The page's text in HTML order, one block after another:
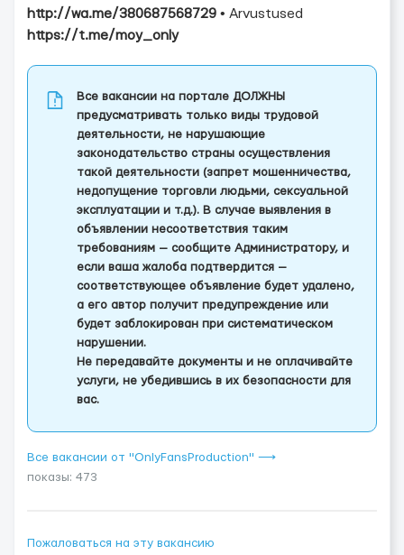
http://wa.me/380687568729 • Arvustused
https://t.me/moy_only
Все вакансии на портале ДОЛЖНЫ
предусматривать только виды трудовой
деятельности, не нарушающие
законодательство страны осуществления
такой деятельности (запрет мошенничества,
недопущение торговли людьми, сексуальной
эксплуатации и т.д.). В случае выявления в
объявлении несоответствия таким
требованиям — сообщите Администратору, и
если ваша жалоба подтвердится —
соответствующее объявление будет удалено,
а его автор получит предупреждение или
будет заблокирован при систематическом
нарушении.
Не передавайте документы и не оплачивайте
услуги, не убедившись в их безопасности для
вас.
Все вакансии от "OnlyFansProduction" ⟶
показы: 473
Пожаловаться на эту вакансию